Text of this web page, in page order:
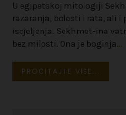
U egipatskoj mitologiji
razaranja, bolesti i rata, ali i
iscjeljenja. Sekhmet-ina
bez milosti. Ona je boginja…
PROČITAJTE VIŠE...